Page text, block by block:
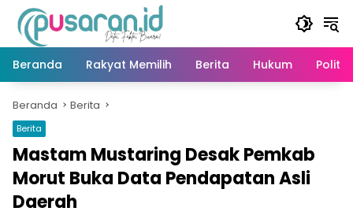
Langsung
konten
Beranda
Rakyat Memilih Berita Hukum Politik
Beranda Berita
Berita
Mastam Mustaring Desak Pemkab
Morut Buka Data Pendapatan Asli
Daerah